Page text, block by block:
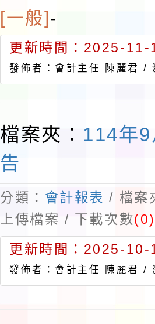
[一般]-
更新時間：2025-
發佈者：會計主任 陳麗君 /
檔案夾： 114年
告
分類： 會計報表 / 檔案
上傳檔案 / 下載次數(0)
更新時間：2025-
發佈者：會計主任 陳麗君 /